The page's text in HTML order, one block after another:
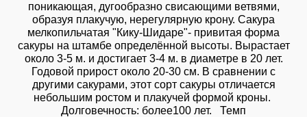
поникающая, дугообразно свисающими ветвями,
образуя плакучую, нерегулярную крону. Сакура
мелкопильчатая "Кику-Шидаре"- привитая форма
сакуры на штамбе определённой высоты. Вырастает
около 3-5 м. и достигает 3-4 м. в диаметре в 20 лет.
Годовой прирост около 20-30 см. В сравнении с
другими сакурами, этот сорт сакуры отличается
небольшим ростом и плакучей формой кроны.
Долговечность: более100 лет. Темп